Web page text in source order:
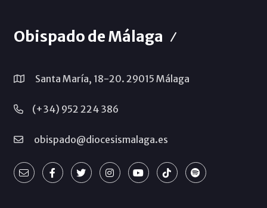
Obispado de Málaga
Santa María, 18-20. 29015 Málaga
(+34) 952 224 386
obispado@diocesismalaga.es